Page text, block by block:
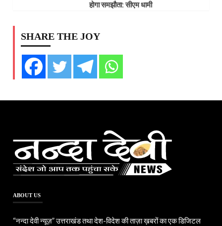
होगा समझौता: सीएम धामी
SHARE THE JOY
ABOUT US
“नन्दा देवी न्यूज़” उत्तराखंड तथा देश-विदेश की ताज़ा ख़बरों का एक डिजिटल